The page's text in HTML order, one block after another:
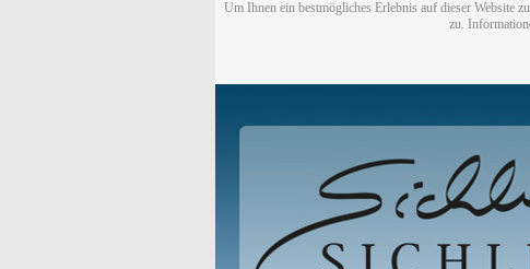
Um Ihnen ein bestmögliches Erlebnis auf dieser Website
zu.